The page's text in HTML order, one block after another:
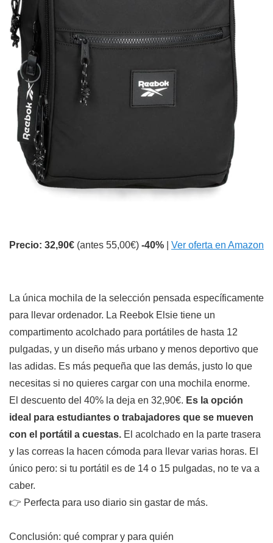
Precio: 32,90€ (antes 55,00€) -40% Ver oferta en Amazon
La única mochila de la selección pensada específicamente
para llevar ordenador. La Reebok Elsie tiene un
compartimento acolchado para portátiles de hasta 12
pulgadas, y un diseño más urbano y menos deportivo que
las adidas. Es más pequeña que las demás, justo lo que
necesitas si no quieres cargar con una mochila enorme.
El descuento del 40% la deja en 32,90€. Es la opción
ideal para estudiantes o trabajadores que se mueven
con el portátil a cuestas. El acolchado en la parte trasera
y las correas la hacen cómoda para llevar varias horas. El
único pero: si tu portátil es de 14 o 15 pulgadas, no te va a
caber.
👉 Perfecta para uso diario sin gastar de más.
Conclusión: qué comprar y para quién